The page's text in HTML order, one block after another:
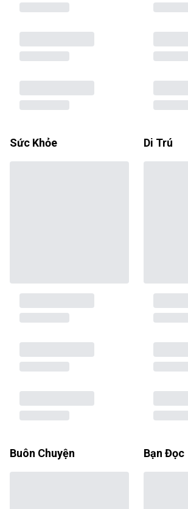
Sức Khỏe Di Trú
Buôn Chuyện Bạn Đọc